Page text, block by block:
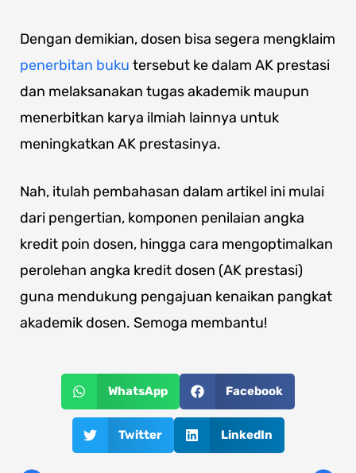
Dengan demikian, dosen bisa segera mengklaim
penerbitan buku tersebut ke dalam AK prestasi
dan melaksanakan tugas akademik maupun
menerbitkan karya ilmiah lainnya untuk
meningkatkan AK prestasinya.
Nah, itulah pembahasan dalam artikel ini mulai
dari pengertian, komponen penilaian angka
kredit poin dosen, hingga cara mengoptimalkan
perolehan angka kredit dosen (AK prestasi)
guna mendukung pengajuan kenaikan pangkat
akademik dosen. Semoga membantu!
WhatsApp Facebook
Twitter LinkedIn